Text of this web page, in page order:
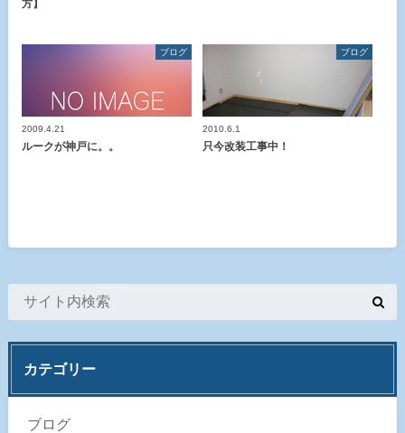
方】
ブログ
2009.4.21
ルークが神戸に。。
ブログ
2010.6.1
只今改装工事中！
カテゴリー
ブログ